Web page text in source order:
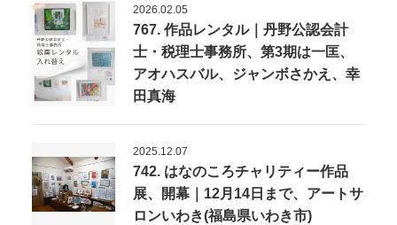
2026.02.05
767. 作品レンタル｜丹野公認会計
士・税理士事務所、第3期は一匡、
アオハスバル、ジャンボさかえ、幸
田真海
2025.12.07
742. はなのころチャリティー作品
展、開幕｜12月14日まで、アートサ
ロンいわき(福島県いわき市)